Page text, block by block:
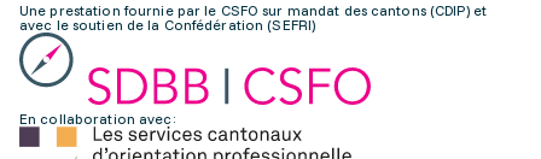
Une prestation fournie par le CSFO sur mandat des cantons (CDIP) et
avec le soutien de la Confédération (SEFRI)
En collaboration avec: